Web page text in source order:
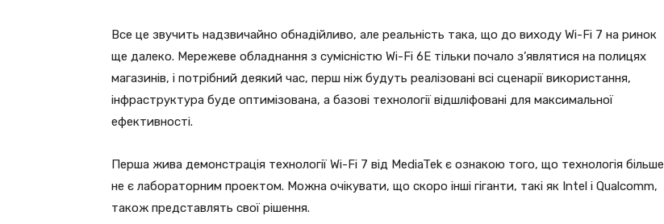
Все це звучить надзвичайно обнадійливо, але реальність така, що до виходу Wi-Fi 7 на ринок
ще далеко. Мережеве обладнання з сумісністю Wi-Fi 6E тільки почало з’являтися на полицях
магазинів, і потрібний деякий час, перш ніж будуть реалізовані всі сценарії використання,
інфраструктура буде оптимізована, а базові технології відшліфовані для максимальної
ефективності.
Перша жива демонстрація технології Wi-Fi 7 від MediaTek є ознакою того, що технологія більше
не є лабораторним проектом. Можна очікувати, що скоро інші гіганти, такі як Intel і Qualcomm,
також представлять свої рішення.